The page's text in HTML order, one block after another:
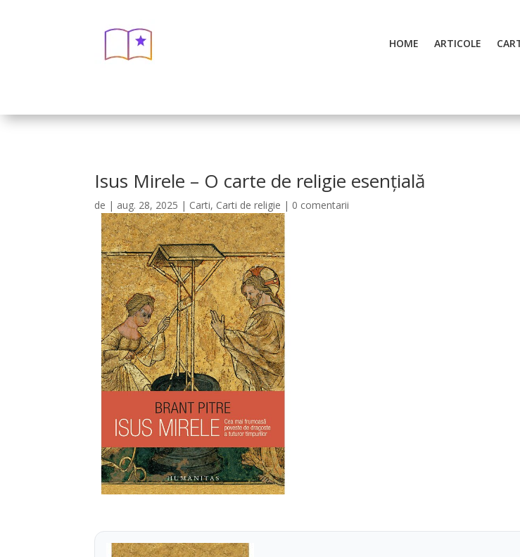
HOME ARTICOLE
Isus Mirele – O carte de religie esențială
de | aug. 28, 2025 | Carti, Carti de religie | 0 comentarii